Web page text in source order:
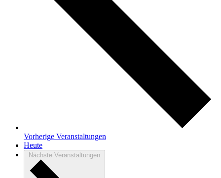
Vorherige Veranstaltungen
Heute
Nächste Veranstaltungen